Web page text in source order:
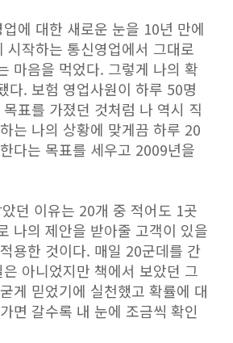
에 대한 새로운 눈을 10년 만에
시작하는 통신영업에서 그대로
마음을 먹었다. 그렇게 나의 확
다. 보험 영업사원이 하루 50명
표를 가졌던 것처럼 나 역시 직
는 나의 상황에 맞게끔 하루 20
다는 목표를 세우고 2009년을
던 이유는 20개 중 적어도 1곳
나의 제안을 받아줄 고객이 있을
용한 것이다. 매일 20군데를 간
아니었지만 책에서 보았던 그
게 믿었기에 실천했고 확률에 대
면 갈수록 내 눈에 조금씩 확인